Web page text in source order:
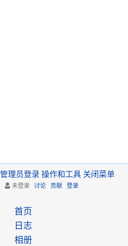
管理员登录 操作和工具 关闭菜单
未登录 讨论 贡献 登录
首页
日志
相册